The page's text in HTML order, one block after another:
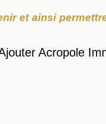
et ainsi
Acropole